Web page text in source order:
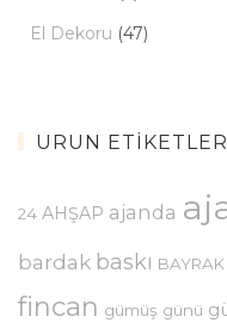
El Dekoru (47)
ÜRÜN
24 AHŞAP ajanda
bardak baskı BAYRAK
fincan gümüş günü